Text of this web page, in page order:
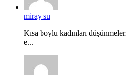
miray su
Kısa boylu kadınları
e...